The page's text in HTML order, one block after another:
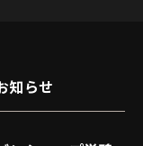
知らせ